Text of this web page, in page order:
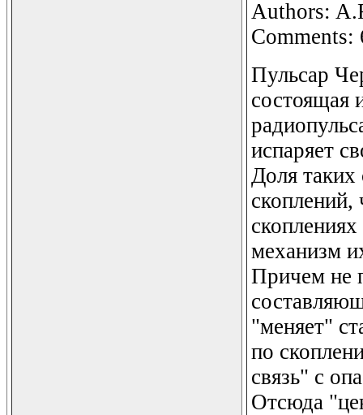
Authors:
Comments:
Пульсар
состоящая
испаряет
Доля
скоплений,
механизм
Причем не
"меняет"
по
связь" с
Отсюда